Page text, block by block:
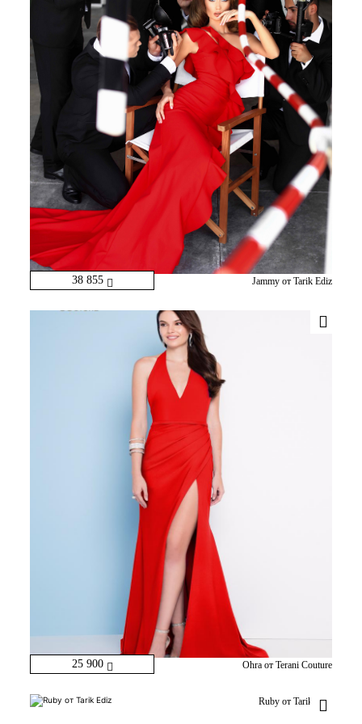
38 855 Jammy от Tarik Ediz
25 900 Ohra от Terani Couture
Ruby от Tarik Ediz